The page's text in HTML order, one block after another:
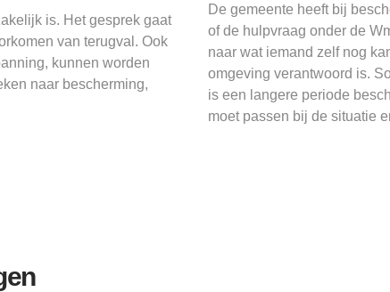
is. Het gesprek gaat
van terugval. Ook
kunnen worden
naar bescherming,
De gemeente heeft bij
of de hulpvraag onder de
naar wat iemand zelf nog
omgeving verantwoord is.
is een langere periode
moet passen bij de situatie